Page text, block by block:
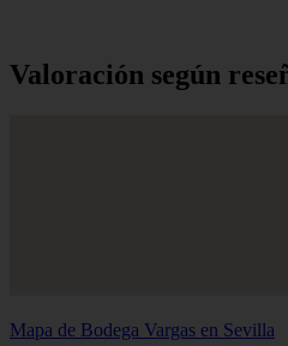
Valoración según
Mapa de Bodega Vargas en Sevilla